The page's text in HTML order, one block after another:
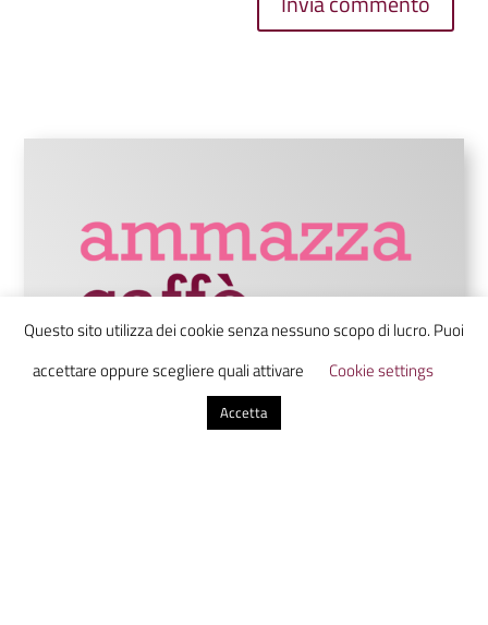
Ammazzacaffè è un laboratorio di
Questo sito utilizza dei cookie senza nessuno scopo di lucro. Puoi
accettare oppure scegliere quali attivare
Cookie settings
Accetta